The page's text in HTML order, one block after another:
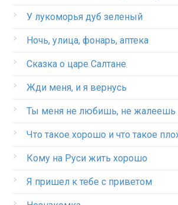
У лукоморья дуб зеленый
Ночь, улица, фонарь, аптека
Сказка о царе Салтане
Жди меня, и я вернусь
Ты меня не любишь, не жалеешь
Что такое хорошо и что такое
Кому на Руси жить хорошо
Я пришел к тебе с приветом